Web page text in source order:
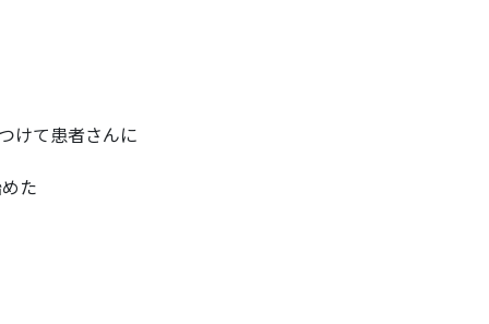
けて患者さんに
た